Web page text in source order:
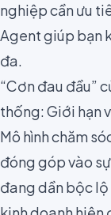
nghiệp cần ưu
Agent giúp bạn
đa.
“Cơn đau đầu”
thống: Giới hạn
Mô hình chăm
đóng góp vào
đang dần bộc lộ